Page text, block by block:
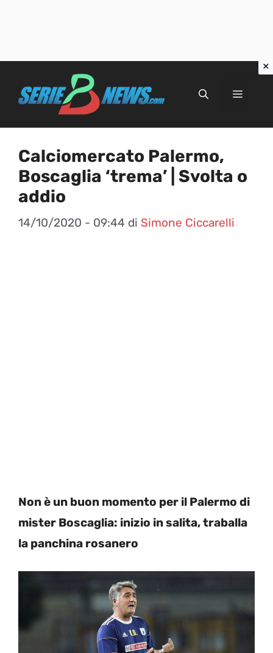
Menu
Calciomercato Palermo,
Boscaglia ‘trema’ | Svolta o
addio
14/10/2020 - 09:44 di Simone Ciccarelli
Non è un buon momento per il Palermo di
mister Boscaglia: inizio in salita, traballa
la panchina rosanero